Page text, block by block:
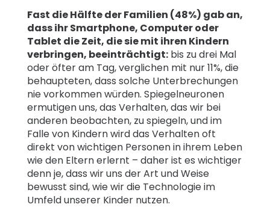
Fast die Hälfte der Familien (48%) gab an,
dass ihr Smartphone, Computer oder
Tablet die Zeit, die sie mit ihren Kindern
verbringen, beeinträchtigt:bis zu drei Mal
oder öfter am Tag, verglichen mit nur 11%, die
behaupteten, dass solche Unterbrechungen
nie vorkommen würden. Spiegelneuronen
ermutigen uns, das Verhalten, das wir bei
anderen beobachten, zu spiegeln, und im
Falle von Kindern wird das Verhalten oft
direkt von wichtigen Personen in ihrem Leben
wie den Eltern erlernt – daher ist es wichtiger
denn je, dass wir uns der Art und Weise
bewusst sind, wie wir die Technologie im
Umfeld unserer Kinder nutzen.